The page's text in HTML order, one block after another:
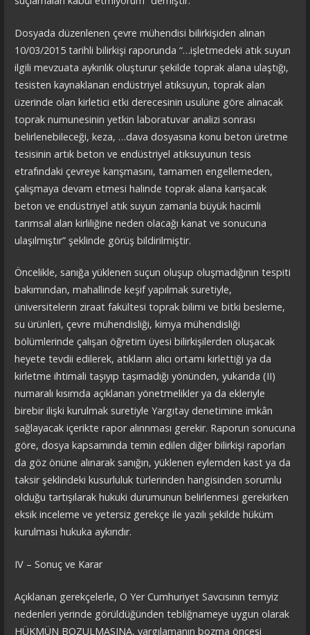
Dosyada düzenlenen çevre mühendisi bilirkişiden alınan
10/03/2015 tarihli bilirkişi raporunda “…işletmedeki atık suyun
ilgili mevzuata aykırılık oluşturur şekilde toprak alana ulaştığı,
tesisten kaynaklanan endüstriyel atıksuyun, toprak alan
üzerinde olan kirletici etki derecesinin usulüne göre alınacak
toprak numunesinin yetkin laboratuvar analizi sonrası
belirlenebileceği, keza, …dava dosyasına konu beton üretme
tesisinin artık beton ve endüstriyel atıksuyunun tesis
etrafındaki çevreye karışmasını, tamamen engellemeden,
çalışmaya devam etmesi halinde toprak alana karışacak
beton ve endüstriyel atık suyun zamanla büyük hacimli
tarımsal alan kirliliğine neden olacağı kanat ve sonucuna
ulaşılmıştır” şeklinde görüş bildirilmiştir.
Öncelikle, sanığa yüklenen suçun oluşup oluşmadığının tespiti
bakımından, mahallinde keşif yapılmak suretiyle,
üniversitelerin ziraat fakültesi toprak bilimi ve bitki besleme,
su ürünleri, çevre mühendisliği, kimya mühendisliği
bölümlerinde çalışan öğretim üyesi bilirkişilerden oluşacak
heyete tevdii edilerek, atıkların alıcı ortamı kirlettiği ya da
kirletme ihtimali taşıyıp taşımadığı yönünden, yukarıda (II)
numaralı kısımda açıklanan yönetmelikler ya da ekleriyle
birebir ilişki kurulmak suretiyle Yargıtay denetimine imkân
sağlayacak içerikte rapor alınnması gerekir. Raporun sonucuna
göre, dosya kapsamında temin edilen diğer bilirkişi raporları
da göz önüne alınarak sanığın, yüklenen eylemden kast ya da
taksir şeklindeki kusurluluk türlerinden hangisinden sorumlu
olduğu tartışılarak hukuki durumunun belirlenmesi gerekirken
eksik inceleme ve yetersiz gerekçe ile yazılı şekilde hüküm
kurulması hukuka aykırıdır.
IV – Sonuç ve Karar
Açıklanan gerekçelerle, O Yer Cumhuriyet Savcısının temyiz
nedenleri yerinde görüldüğünden tebliğnameye uygun olarak
HÜKMÜN BOZULMASINA, yargılamanın bozma öncesi